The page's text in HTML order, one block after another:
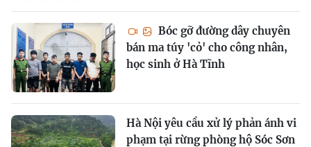
Bóc gỡ đường dây chuyên
bán ma túy 'cỏ' cho công nhân,
học sinh ở Hà Tĩnh
Hà Nội yêu cầu xử lý phản ánh vi
phạm tại rừng phòng hộ Sóc Sơn